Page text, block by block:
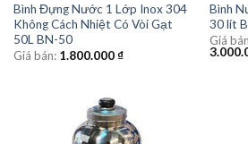
Bình Đựng Nước 1 Lớp Inox 304
Không Cách Nhiệt Có Vòi Gạt
50L BN-50
Giá bán: 1.800.000₫
Bình
30 lít
Giá